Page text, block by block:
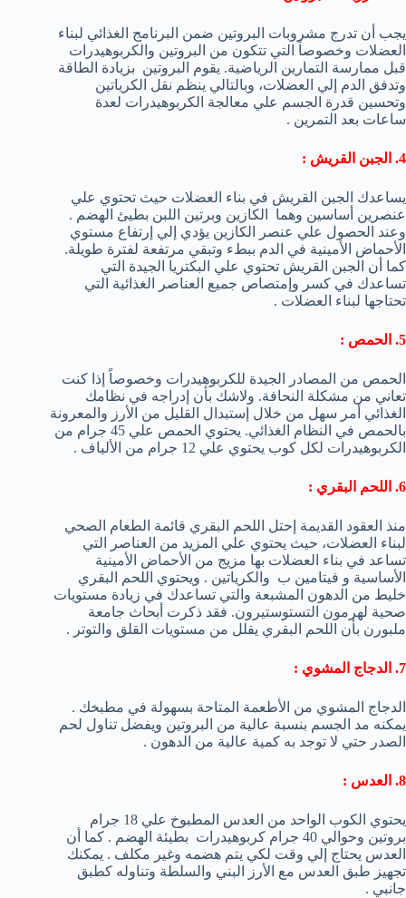
يجب أن تدرج مشروبات البروتين ضمن البرنامج الغذائي لبناء
العضلات وخصوصاً التي تتكون من البروتين والكربوهيدرات
قبل ممارسة التمارين الرياضية. يقوم البروتين بزيادة الطاقة
وتدفق الدم إلي العضلات، وبالتالي ينظم نقل الكرياتين
وتحسين قدرة الجسم علي معالجة الكربوهيدرات لعدة
ساعات بعد التمرين .
4. الجبن القريش :
يساعدك الجبن القريش في بناء العضلات حيث تحتوي علي
عنصرين أساسين وهما الكازين وبرتين اللبن بطيئ الهضم .
وعند الحصول علي عنصر الكازين يؤدي إلي إرتفاع مستوي
الأحماض الأمينية في الدم ببطء وتبقي مرتفعة لفترة طويلة.
كما أن الجبن القريش تحتوي علي البكتريا الجيدة التي
تساعدك في كسر وإمتصاص جميع العناصر الغذائية التي
تحتاجها لبناء العضلات .
5. الحمص :
الحمص من المصادر الجيدة للكربوهيدرات وخصوصاً إذا كنت
تعاني من مشكلة النحافة. ولاشك بأن إدراجه في نظامك
الغذائي أمر سهل من خلال إستبدال القليل من الأرز والمعرونة
بالحمص في النظام الغذائي. يحتوي الحمص علي 45 جرام من
الكربوهيدرات لكل كوب يحتوي علي 12 جرام من الألياف .
6. اللحم البقري :
منذ العقود القديمة إحتل اللحم البقري قائمة الطعام الصحي
لبناء العضلات، حيث يحتوي علي المزيد من العناصر التي
تساعد في بناء العضلات بها مزيج من الأحماض الأمينية
الأساسية و فيتامين ب والكرياتين . ويحتوي اللحم البقري
خليط من الدهون المشبعة والتي تساعدك في زيادة مستويات
صحية لهرمون التستوستيرون. فقد ذكرت أبحاث جامعة
ملبورن بأن اللحم البقري يقلل من مستويات القلق والتوتر .
7. الدجاج المشوي :
الدجاج المشوي من الأطعمة المتاحة بسهولة في مطبخك .
يمكنه مد الجسم بنسبة عالية من البروتين ويفضل تناول لحم
الصدر حتي لا توجد به كمية عالية من الدهون .
8. العدس :
يحتوي الكوب الواحد من العدس المطبوخ علي 18 جرام
بروتين وحوالي 40 جرام كربوهيدرات بطيئة الهضم . كما أن
العدس يحتاج إلي وقت لكي يتم هضمه وغير مكلف . يمكنك
تجهيز طبق العدس مع الأرز البني والسلطة وتناوله كطبق
جانبي .